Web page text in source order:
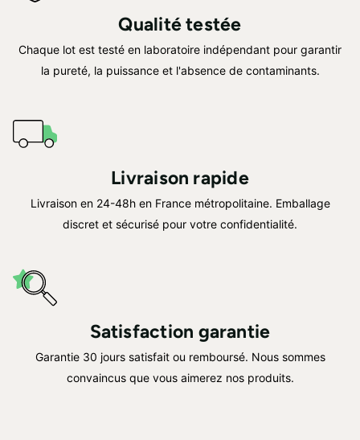
Qualité testée
Chaque lot est testé en laboratoire indépendant pour garantir
la pureté, la puissance et l'absence de contaminants.
Livraison rapide
Livraison en 24-48h en France métropolitaine. Emballage
discret et sécurisé pour votre confidentialité.
Satisfaction garantie
Garantie 30 jours satisfait ou remboursé. Nous sommes
convaincus que vous aimerez nos produits.